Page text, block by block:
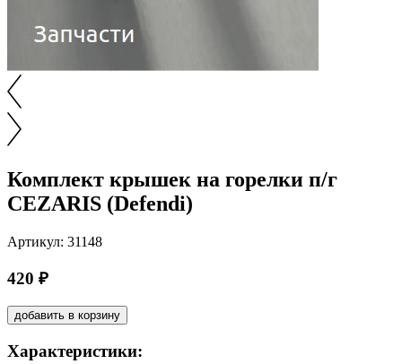
Комплект крышек на горелки п/г
СEZARIS (Defendi)
Артикул: 31148
420 ₽
добавить в корзину
Характеристики: